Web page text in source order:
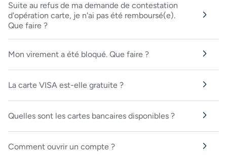
Suite au refus de ma demande de contestation
d'opération carte, je n'ai pas été remboursé(e).
Que faire ?
Mon virement a été bloqué. Que faire ?
La carte VISA est-elle gratuite ?
Quelles sont les cartes bancaires disponibles ?
Comment ouvrir un compte ?